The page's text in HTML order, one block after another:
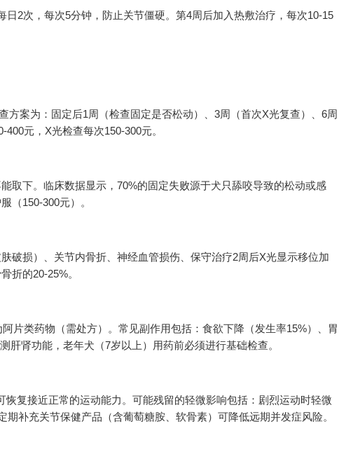
2次，每次5分钟，防止关节僵硬。第4周后加入热敷治疗，每次10-15
方案为：固定后1周（检查固定是否松动）、3周（首次X光复查）、6周
元，X光检查每次150-300元。
取下。临床数据显示，70%的固定失败源于犬只舔咬导致的松动或感
（150-300元）。
破损）、关节内骨折、神经血管损伤、保守治疗2周后X光显示移位加
折的20-25%。
片类药物（需处方）。常见副作用包括：食欲下降（发生率15%）、胃
肝肾功能，老年犬（7岁以上）用药前必须进行基础检查。
复接近正常的运动能力。可能残留的轻微影响包括：剧烈运动时轻微
补充关节保健产品（含葡萄糖胺、软骨素）可降低远期并发症风险。